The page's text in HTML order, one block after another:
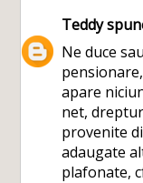
Teddy
Ne duce
apare
net,
provenite
adaugate
plafonate,